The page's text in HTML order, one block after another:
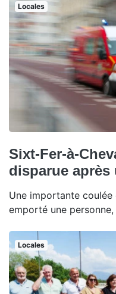
Locales
Sixt-Fer-à-
disparue après
Une importante coulée
emporté une
Locales